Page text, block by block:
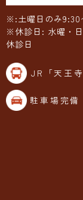
※:土曜日のみ9:30
※休診日: 水曜・
休診日
JR「天王
駐車場完備